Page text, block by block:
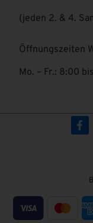
(jeden 2. & 4.
Öffnungszeiten
Mo. – Fr.: 8:00